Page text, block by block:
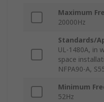
Maximum
20000Hz
Standards/
UL-1480A, in
space
NFPA90-A,
Minimum
52Hz